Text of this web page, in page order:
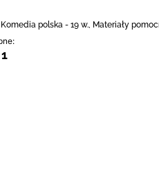
polska - 19 w., Materiały